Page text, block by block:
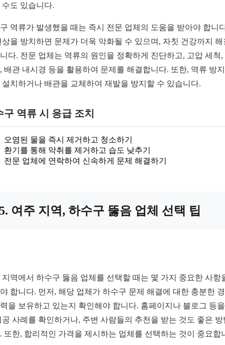
수도 있습니다.
역류가 발생했을 때는 즉시 전문 업체의 도움을 받아야 합니
상을 방치하면 문제가 더욱 악화될 수 있으며, 자칫 건강까지 해
다. 전문 업체는 역류의 원인을 정확하게 진단하고, 고압 세척,
배관 내시경 등을 활용하여 문제를 해결합니다. 또한, 역류 방
설치하거나 배관을 교체하여 재발을 방지할 수 있습니다.
구 역류 시 응급 조치
오염된 물을 즉시 제거하고 청소하기
환기를 통해 악취를 제거하고 습도 낮추기
전문 업체에 연락하여 신속하게 문제 해결하기
여주 지역, 하수구 뚫음 업체 선택 팁
지역에서 하수구 뚫음 업체를 선택할 때는 몇 가지 중요한 사항
합니다. 먼저, 해당 업체가 하수구 문제 해결에 대한 충분한
을 보유하고 있는지 확인해야 합니다. 홈페이지나 블로그 등
공 사례를 확인하거나, 주변 사람들의 추천을 받는 것도 좋은 방
또한, 합리적인 가격을 제시하는 업체를 선택하는 것이 중요합